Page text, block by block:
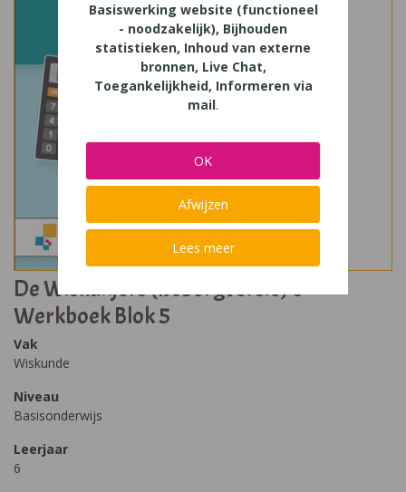
De Wiskanjers (IJsbergversie) 6
Werkboek Blok 5
Vak
Wiskunde
Niveau
Basisonderwijs
Leerjaar
6
Basiswerking website (functioneel
- noodzakelijk), Bijhouden
statistieken, Inhoud van externe
bronnen, Live Chat,
Toegankelijkheid, Informeren via
mail.
OK
Afwijzen
Lees meer